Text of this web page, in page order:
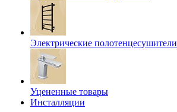
Электрические полотенцесушители
Уцененные товары
Инсталляции